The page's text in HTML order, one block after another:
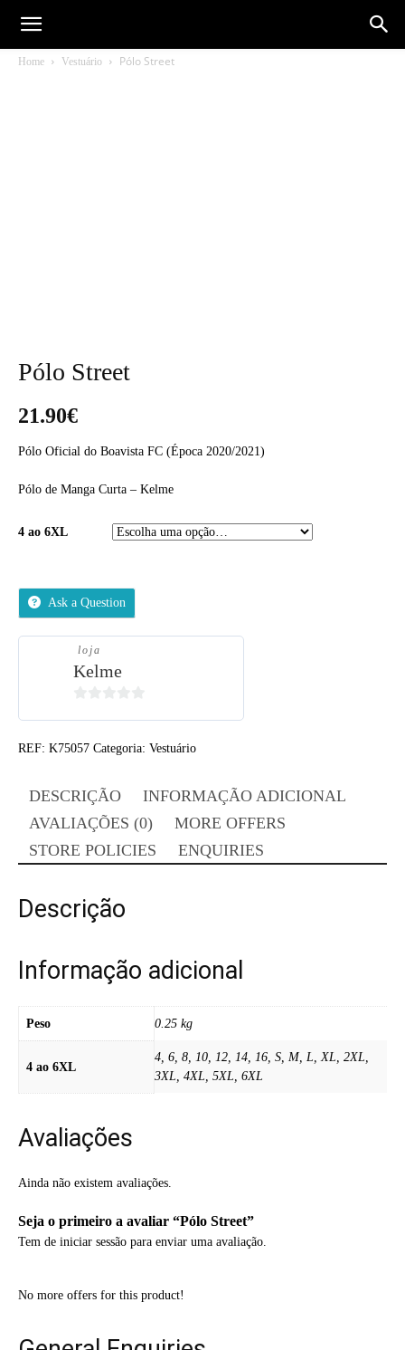
Home Vestuário Pólo Street
Pólo Street
21.90€
Pólo Oficial do Boavista FC (Época 2020/2021)
Pólo de Manga Curta – Kelme
4 ao 6XL
Ask a Question
loja
Kelme
of
REF: K75057 Categoria: Vestuário
DESCRIÇÃO
INFORMAÇÃO ADICIONAL
AVALIAÇÕES (0)
MORE OFFERS
STORE POLICIES
ENQUIRIES
Descrição
Informação adicional
Peso 0.25 kg
4 ao 6XL
4, 6, 8, 10, 12, 14, 16, S, M, L, XL, 2XL,
3XL, 4XL, 5XL, 6XL
Avaliações
Ainda não existem avaliações.
Seja o primeiro a avaliar “Pólo Street”
Tem de iniciar sessão para enviar uma avaliação.
No more offers for this product!